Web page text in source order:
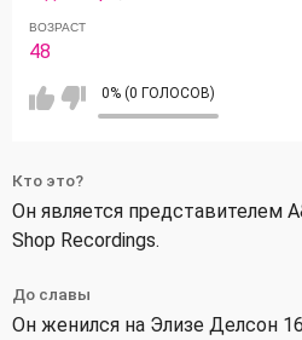
ВОЗРАСТ
48
0% (0 ГОЛОСОВ)
Кто это?
Он является представителем
Shop Recordings.
До славы
Он женился на Элизе Делсон